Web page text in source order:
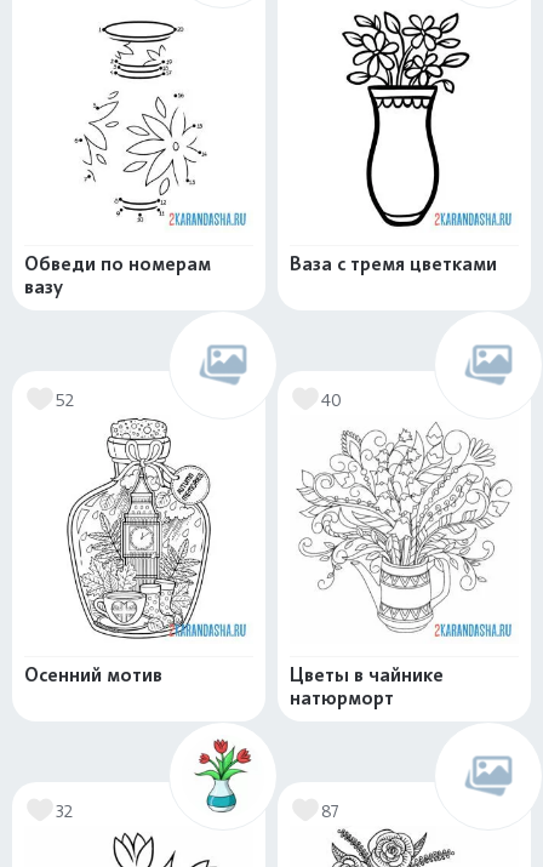
Обведи по номерам
вазу
Ваза с тремя цветками
52
Осенний мотив
40
Цветы в чайнике
натюрморт
32 87